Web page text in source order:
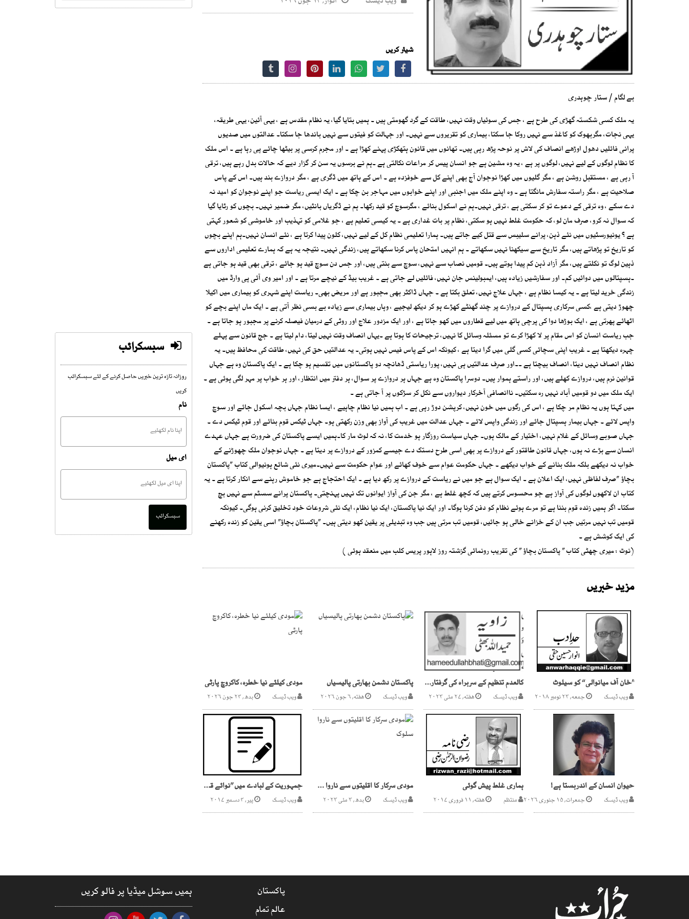
شیئر کریں
بے لگام / ستار چوہدری
یہ ملک کسی شکستہ گھڑی کی طرح ہے ، جس کی سوئیاں وقت نہیں، طاقت کے گرد گھومتی ہیں ۔ ہمیں بتایا گیا، یہ نظام مقدس ہے ، یہی آئین، یہی طریقہ،
یہی نجات، مگربھوک کو کاغذ سے نہیں روکا جا سکتا، بیماری کو تقریروں سے نہیں۔ اور جہالت کو فیتوں سے نہیں باندھا جا سکتا۔ عدالتوں میں صدیوں
پرانی فائلیں دھول اوڑھے انصاف کی لاش پر نوحہ پڑھ رہی ہیں۔ تھانوں میں قانون ہتھکڑی پہنے کھڑا ہے ۔ اور مجرم کرسی پر بیٹھا چائے پی رہا ہے ۔ اس ملک
کا نظام لوگوں کے لیے نہیں، لوگوں پر ہے ، یہ وہ مشین ہے جو انسان پیس کر مراعات نکالتی ہے ۔ہم نے برسوں یہ سن کر گزار دیے کہ حالات بدل رہے ہیں، ترقی
آ رہی ہے ، مستقبل روشن ہے ، مگر گلیوں میں کھڑا نوجوان آج بھی اپنے کل سے خوفزدہ ہے ۔ اس کے ہاتھ میں ڈگری ہے ، مگر دروازے بند ہیں۔ اس کے پاس
صلاحیت ہے ، مگر راستہ سفارش مانگتا ہے ۔ وہ اپنے ملک میں اجنبی اور اپنے خوابوں میں مہاجر بن چکا ہے ۔ ایک ایسی ریاست جو اپنے نوجوان کو امید نہ
دے سکے ، وہ ترقی کے دعوے تو کر سکتی ہے ، ترقی نہیں۔ہم نے اسکول بنائے ، مگرسوچ کو قید رکھا۔ ہم نے ڈگریاں بانٹیں، مگر ضمیر نہیں۔ بچوں کو رٹایا گیا
کہ سوال نہ کرو، صرف مان لو، کہ حکومت غلط نہیں ہو سکتی، نظام پر بات غداری ہے ۔ یہ کیسی تعلیم ہے ، جو غلامی کو تہذیب اور خاموشی کو شعور کہتی
ہے ؟ یونیورسٹیوں میں نئے ذہن، پرانے سلیبس سے قتل کیے جاتے ہیں۔ ہمارا تعلیمی نظام کل کے لیے نہیں، کلون پیدا کرتا ہے ، نئے انسان نہیں۔ہم اپنے بچوں
کو تاریخ تو پڑھاتے ہیں، مگر تاریخ سے سیکھنا نہیں سکھاتے ۔ ہم انہیں امتحان پاس کرنا سکھاتے ہیں، زندگی نہیں۔ نتیجہ یہ ہے کہ ہمارے تعلیمی اداروں سے
ذہین لوگ تو نکلتے ہیں، مگر آزاد ذہن کم پیدا ہوتے ہیں۔ قومیں نصاب سے نہیں، سوچ سے بنتی ہیں، اور جس دن سوچ قید ہو جائے ، ترقی بھی قید ہو جاتی ہے
۔ہسپتالوں میں دوائیں کم۔ اور سفارشیں زیادہ ہیں، ایمبولینس جان نہیں، فائلیں لے جاتی ہے ۔ غریب بیڈ کے نیچے مرتا ہے ۔ اور امیر وی آئی پی وارڈ میں
زندگی خرید لیتا ہے ۔ یہ کیسا نظام ہے ، جہاں علاج نہیں، تعلق بکتا ہے ۔ جہاں ڈاکٹر بھی مجبور ہے اور مریض بھی۔ ریاست اپنے شہری کو بیماری میں اکیلا
چھوڑ دیتی ہے ،کسی سرکاری ہسپتال کے دروازے پر چند گھنٹے کھڑے ہو کر دیکھ لیجیے ، وہاں بیماری سے زیادہ بے بسی نظر آتی ہے ۔ ایک ماں اپنے بچے کو
اٹھائے پھرتی ہے ، ایک بوڑھا دوا کی پرچی ہاتھ میں لیے قطاروں میں کھو جاتا ہے ، اور ایک مزدور علاج اور روٹی کے درمیان فیصلہ کرنے پر مجبور ہو جاتا ہے ۔
جب ریاست انسان کو اس مقام پر لا کھڑا کرے تو مسئلہ وسائل کا نہیں، ترجیحات کا ہوتا ہے ۔یہاں انصاف وقت نہیں لیتا، دام لیتا ہے ۔ جج قانون سے پہلے
چہرہ دیکھتا ہے ۔ غریب اپنی سچائی کسی گلی میں گرا دیتا ہے ، کیونکہ اس کے پاس فیس نہیں ہوتی۔ یہ عدالتیں حق کی نہیں، طاقت کی محافظ ہیں۔ یہ
نظام انصاف نہیں دیتا، انصاف بیچتا ہے ۔۔اور صرف عدالتیں ہی نہیں، پورا ریاستی ڈھانچہ دو پاکستانوں میں تقسیم ہو چکا ہے ۔ ایک پاکستان وہ ہے جہاں
قوانین نرم ہیں، دروازے کھلے ہیں، اور راستے ہموار ہیں۔ دوسرا پاکستان وہ ہے جہاں ہر دروازے پر سوال، ہر دفتر میں انتظار، اور ہر خواب پر مہر لگی ہوئی ہے ۔
ایک ملک میں دو قومیں آباد نہیں رہ سکتیں۔ ناانصافی آخرکار دیواروں سے نکل کر سڑکوں پر آ جاتی ہے ۔
میں کہتا ہوں یہ نظام مر چکا ہے ، اس کی رگوں میں خون نہیں، کرپشن دوڑ رہی ہے ۔ اب ہمیں نیا نظام چاہیے ، ایسا نظام جہاں بچہ اسکول جائے اور سوچ
واپس لائے ۔ جہاں بیمار ہسپتال جائے اور زندگی واپس لائے ۔ جہاں عدالت میں غریب کی آواز بھی وزن رکھتی ہو۔ جہاں ٹیکس قوم بنائے اور قوم ٹیکس دے ۔
جہاں صوبے وسائل کے غلام نہیں، اختیار کے مالک ہوں۔ جہاں سیاست روزگار ہو خدمت کا، نہ کہ لوٹ مار کا۔ہمیں ایسے پاکستان کی ضرورت ہے جہاں عہدے
انسان سے بڑے نہ ہوں، جہاں قانون طاقتور کے دروازے پر بھی اسی طرح دستک دے جیسے کمزور کے دروازے پر دیتا ہے ۔ جہاں نوجوان ملک چھوڑنے کے
خواب نہ دیکھے بلکہ ملک بنانے کے خواب دیکھے ۔ جہاں حکومت عوام سے خوف کھائے اور عوام حکومت سے نہیں۔میری نئی شائع ہونیوالی کتاب ”پاکستان
بچاؤ ”صرف لفاظی نہیں، ایک اعلان ہے ۔ ایک سوال ہے جو میں نے ریاست کے دروازے پر رکھ دیا ہے ۔ ایک احتجاج ہے جو خاموش رہنے سے انکار کرتا ہے ۔ یہ
کتاب ان لاکھوں لوگوں کی آواز ہے جو محسوس کرتے ہیں کہ کچھ غلط ہے ، مگر جن کی آواز ایوانوں تک نہیں پہنچتی۔ پاکستان پرانے سسٹم سے نہیں بچ
سکتا۔ اگر ہمیں زندہ قوم بننا ہے تو مرے ہوئے نظام کو دفن کرنا ہوگا۔ اور ایک نیا پاکستان، ایک نیا نظام، ایک نئی شروعات خود تخلیق کرنی ہوگی۔ کیونکہ
قومیں تب نہیں مرتیں جب ان کے خزانے خالی ہو جائیں، قومیں تب مرتی ہیں جب وہ تبدیلی پر یقین کھو دیتی ہیں۔ ”پاکستان بچاؤ” اسی یقین کو زندہ رکھنے
کی ایک کوشش ہے ۔
(نوٹ : میری چھٹی کتاب ” پاکستان بچاؤ ” کی تقریب رونمائی گزشتہ روز لاہور پریس کلب میں منعقد ہوئی )
مزید خبریں
’’خان آف میانوالی ‘‘ کو سیلوٹ
ویب ڈیسک جمعه, ۲۳ نومبر ۲۰۱۸
کالعدم تنظیم کے سربراہ کی گرفتاری بڑاکارنامہ
ویب ڈیسک هفته, ۲۷ مئی ۲۰۲۳
پاکستان دشمن بھارتی پالیسیاں
ویب ڈیسک هفته, ۶ جون ۲۰۲۶
مودی کیلئے نیا خطرہ، کاکروچ پارٹی
ویب ڈیسک بدھ, ۲۴ جون ۲۰۲۶
حیوان انسان کے اندربستا ہے!
ویب ڈیسک جمعرات, ۱۵ جنوری ۲۰۲۶
ہماری غلط پیش گوئی
منتظم هفته, ۱۱ فروری ۲۰۱۷
مودی سرکار کا اقلیتوں سے ناروا سلوک
ویب ڈیسک بدھ, ۳ مئی ۲۰۲۳
جمہوریت کے لبادے میں ’’نوائے قیصری‘‘
ویب ڈیسک پیر, ۴ دسمبر ۲۰۱۷
سبسکرائب
روزانہ تازہ ترین خبریں حاصل کرنے کے لئے سبسکرائب
کریں
نام
ای میل
سبسکرائب
پاکستان
عالم تمام
ہمیں سوشل میڈیا پر فالو کریں